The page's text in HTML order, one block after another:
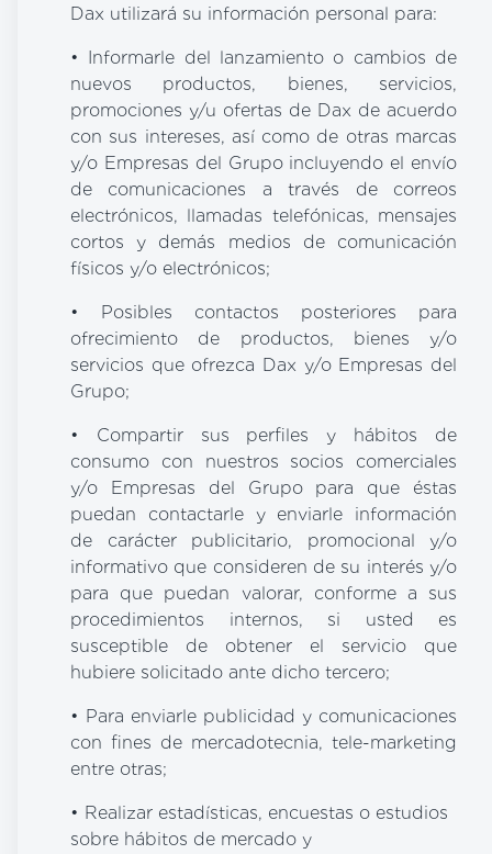
Dax utilizará su información personal para:
• Informarle del lanzamiento o cambios de
nuevos productos, bienes, servicios,
promociones y/u ofertas de Dax de acuerdo
con sus intereses, así como de otras marcas
y/o Empresas del Grupo incluyendo el envío
de comunicaciones a través de correos
electrónicos, llamadas telefónicas, mensajes
cortos y demás medios de comunicación
físicos y/o electrónicos;
• Posibles contactos posteriores para
ofrecimiento de productos, bienes y/o
servicios que ofrezca Dax y/o Empresas del
Grupo;
• Compartir sus perfiles y hábitos de
consumo con nuestros socios comerciales
y/o Empresas del Grupo para que éstas
puedan contactarle y enviarle información
de carácter publicitario, promocional y/o
informativo que consideren de su interés y/o
para que puedan valorar, conforme a sus
procedimientos internos, si usted es
susceptible de obtener el servicio que
hubiere solicitado ante dicho tercero;
• Para enviarle publicidad y comunicaciones
con fines de mercadotecnia, tele-marketing
entre otras;
• Realizar estadísticas, encuestas o estudios
sobre hábitos de mercado y